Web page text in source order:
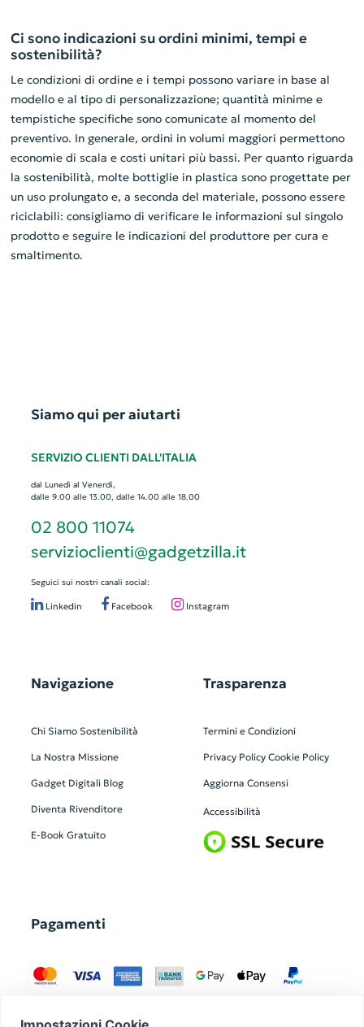
Ci sono indicazioni su ordini minimi, tempi e
sostenibilità?
Le condizioni di ordine e i tempi possono variare in base al
modello e al tipo di personalizzazione; quantità minime e
tempistiche specifiche sono comunicate al momento del
preventivo. In generale, ordini in volumi maggiori permettono
economie di scala e costi unitari più bassi. Per quanto riguarda
la sostenibilità, molte bottiglie in plastica sono progettate per
un uso prolungato e, a seconda del materiale, possono essere
riciclabili: consigliamo di verificare le informazioni sul singolo
prodotto e seguire le indicazioni del produttore per cura e
smaltimento.
Siamo qui per aiutarti
SERVIZIO CLIENTI DALL'ITALIA
dal Lunedì al Venerdì,
dalle 9.00 alle 13.00, dalle 14.00 alle 18.00
02 800 11074
servizioclienti@gadgetzilla.it
Seguici sui nostri canali social:
Linkedin Facebook Instagram
Navigazione
Chi Siamo Sostenibilità
La Nostra Missione
Gadget Digitali Blog
Diventa Rivenditore
E-Book Gratuito
Trasparenza
Termini e Condizioni
Privacy Policy Cookie Policy
Aggiorna Consensi
Accessibilità
Pagamenti